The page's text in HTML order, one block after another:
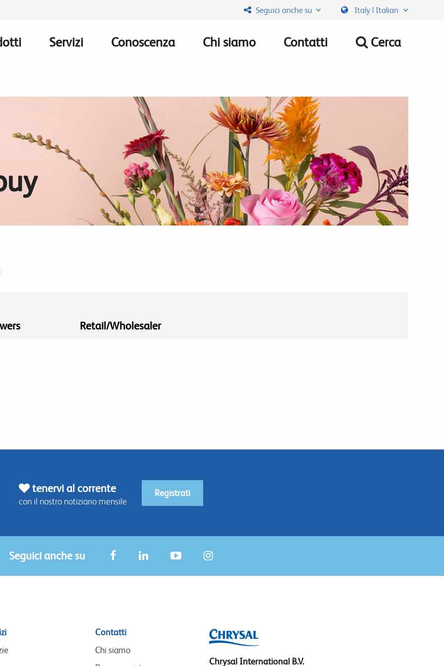
Seguici anche su Italy | Italian
Servizi Conoscenza Chi siamo Contatti Cerca
Retail/Wholesaler
tenervi al corrente
con il nostro notiziario mensile
Registrati
Seguici anche su
Contatti
Chi siamo
Chrysal International B.V.